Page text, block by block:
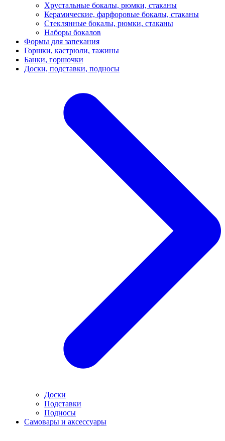
Хрустальные бокалы, рюмки, стаканы
Керамические, фарфоровые бокалы, стаканы
Стеклянные бокалы, рюмки, стаканы
Наборы бокалов
Формы для запекания
Горшки, кастрюли, тажины
Банки, горшочки
Доски, подставки, подносы
Доски
Подставки
Подносы
Самовары и аксессуары